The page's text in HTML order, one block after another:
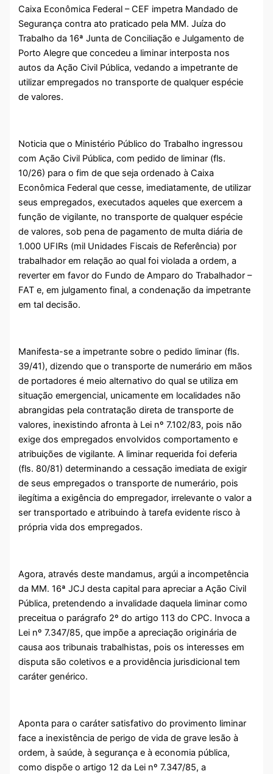
Caixa Econômica Federal – CEF impetra Mandado de
Segurança contra ato praticado pela MM. Juíza do
Trabalho da 16ª Junta de Conciliação e Julgamento de
Porto Alegre que concedeu a liminar interposta nos
autos da Ação Civil Pública, vedando a impetrante de
utilizar empregados no transporte de qualquer espécie
de valores.
Noticia que o Ministério Público do Trabalho ingressou
com Ação Civil Pública, com pedido de liminar (fls.
10/26) para o fim de que seja ordenado à Caixa
Econômica Federal que cesse, imediatamente, de utilizar
seus empregados, executados aqueles que exercem a
função de vigilante, no transporte de qualquer espécie
de valores, sob pena de pagamento de multa diária de
1.000 UFIRs (mil Unidades Fiscais de Referência) por
trabalhador em relação ao qual foi violada a ordem, a
reverter em favor do Fundo de Amparo do Trabalhador –
FAT e, em julgamento final, a condenação da impetrante
em tal decisão.
Manifesta-se a impetrante sobre o pedido liminar (fls.
39/41), dizendo que o transporte de numerário em mãos
de portadores é meio alternativo do qual se utiliza em
situação emergencial, unicamente em localidades não
abrangidas pela contratação direta de transporte de
valores, inexistindo afronta à Lei nº 7.102/83, pois não
exige dos empregados envolvidos comportamento e
atribuições de vigilante. A liminar requerida foi deferia
(fls. 80/81) determinando a cessação imediata de exigir
de seus empregados o transporte de numerário, pois
ilegítima a exigência do empregador, irrelevante o valor a
ser transportado e atribuindo à tarefa evidente risco à
própria vida dos empregados.
Agora, através deste mandamus, argúi a incompetência
da MM. 16ª JCJ desta capital para apreciar a Ação Civil
Pública, pretendendo a invalidade daquela liminar como
preceitua o parágrafo 2º do artigo 113 do CPC. Invoca a
Lei nº 7.347/85, que impõe a apreciação originária de
causa aos tribunais trabalhistas, pois os interesses em
disputa são coletivos e a providência jurisdicional tem
caráter genérico.
Aponta para o caráter satisfativo do provimento liminar
face a inexistência de perigo de vida de grave lesão à
ordem, à saúde, à segurança e à economia pública,
como dispõe o artigo 12 da Lei nº 7.347/85, a